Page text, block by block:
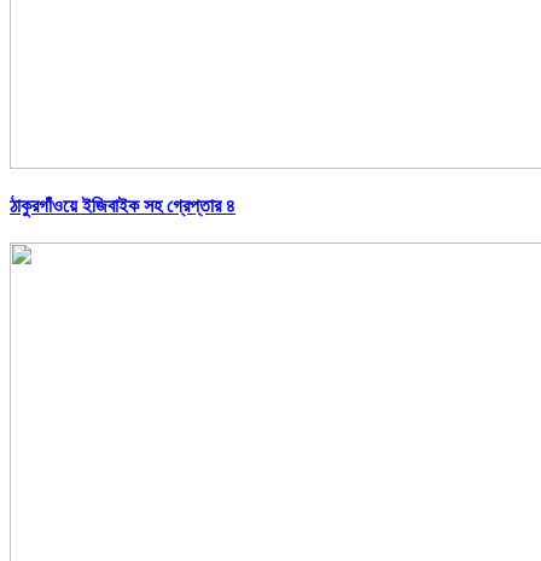
ঠাকুরগাঁওয়ে ইজিবাইক সহ গ্রেপ্তার ৪